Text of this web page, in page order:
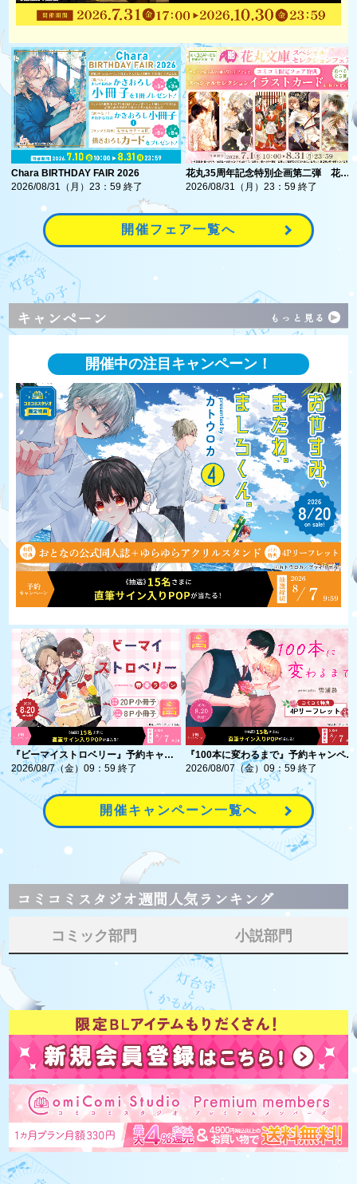
Chara BIRTHDAY FAIR 2026
2026/08/31（月）23：59 終了
花丸35周年記念特別企画第二弾 花丸
文庫スペシャルセレクションフェア
2026/08/31（月）23：59 終了
開催フェア一覧へ
キャンペーン もっと見る
開催中の注目キャンペーン！
『ビーマイストロベリー』予約キャン
ペーン 春憂ラパン先生直筆サイン入り
POPをプレゼント！
2026/08/7（金）09：59 終了
『100本に変わるまで』予約キャンペー
ン 雪浦路先生直筆サイン入りPOPをプ
2026/08/07（金）09：59 終了
開催キャンペーン一覧へ
コミコミスタジオ週間人気ランキング
コミック部門 小説部門